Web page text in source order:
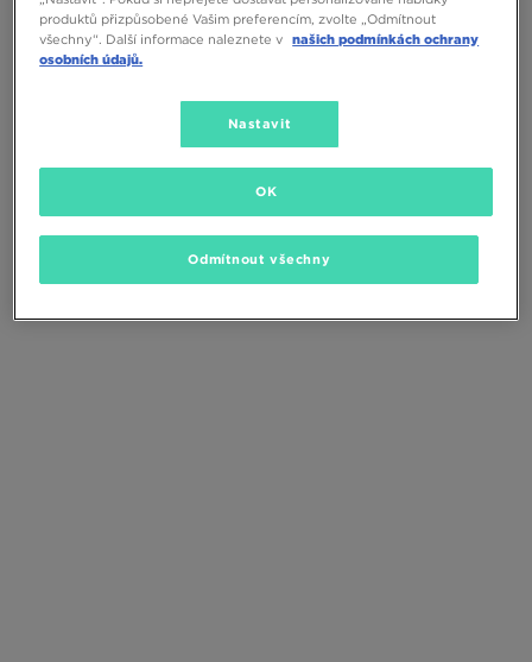
Žádné produkty k zobrazení
Změňte kritéria vyhledávání nebo
odstraňte vybrané filtry
produktů přizpůsobené Vašim preferencím, zvolte „Odmítnout
všechny“. Další informace naleznete v našich podmínkách ochrany
osobních údajů.
Nastavit
Odmítnout všechny
OK